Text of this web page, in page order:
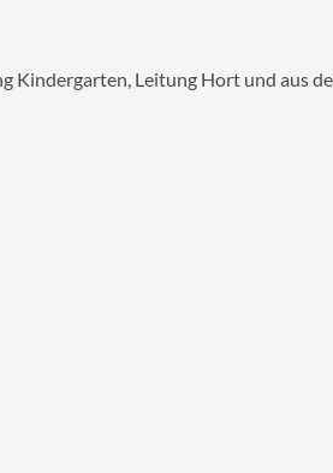
Kindergarten, Leitung Hort und aus